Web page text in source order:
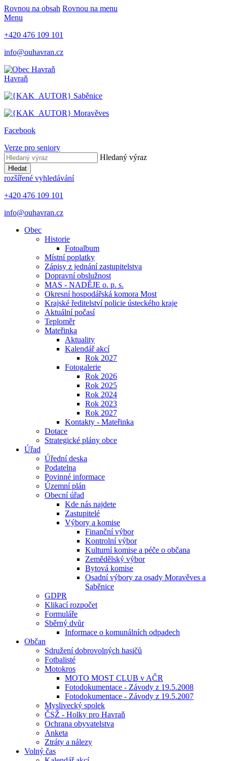
Rovnou na obsah Rovnou na menu
Menu
+420 476 109 101
info@ouhavran.cz
Havraň
Saběnice
Moravěves
Facebook
Verze pro seniory
Hledaný výraz
Hledat
rozšířené vyhledávání
+420 476 109 101
info@ouhavran.cz
Obec
Historie
Fotoalbum
Místní poplatky
Zápisy z jednání zastupitelstva
Dopravní obslužnost
MAS - NADĚJE o. p. s.
Okresní hospodářská komora Most
Krajské ředitelství policie ústeckého kraje
Aktuální počasí
Teploměr
Mateřinka
Aktuality
Kalendář akcí
Rok 2027
Fotogalerie
Rok 2026
Rok 2025
Rok 2024
Rok 2023
Rok 2027
Kontakty - Mateřinka
Dotace
Strategické plány obce
Úřad
Úřední deska
Podatelna
Povinné informace
Územní plán
Obecní úřad
Kde nás najdete
Zastupitelé
Výbory a komise
Finanční výbor
Kontrolní výbor
Kulturní komise a péče o občana
Zemědělský výbor
Bytová komise
Osadní výbory za osady Moravěves a
Saběnice
GDPR
Klikací rozpočet
Formuláře
Sběrný dvůr
Informace o komunálních odpadech
Občan
Sdružení dobrovolných hasičů
Fotbalisté
Motokros
MOTO MOST CLUB v AČR
Fotodokumentace - Závody z 19.5.2008
Fotodokumentace - Závody z 19.5.2007
Myslivecký spolek
ČSŽ - Holky pro Havraň
Ochrana obyvatelstva
Anketa
Ztráty a nálezy
Volný čas